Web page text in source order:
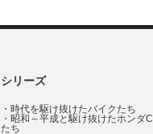
シリーズ
・ 時代を駆け抜けたバイクたち
・ 昭和～平成と駆け抜けたホンダ
たち